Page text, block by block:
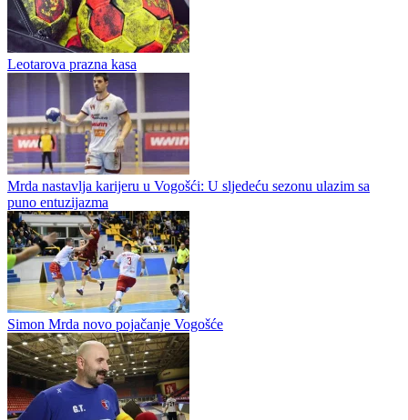
Bojan Unčanin novi sportski direktor RK Borac
Uprava Rukometnog kluba Borac je na današnjoj sjednici, održanoj
u Banjaluci, jednoglasno donijela odluku da povjerenje u vođenje
sportskog sektora ukaže istaknutom rukometašu, nekadašnjem
treneru...
Vanredna sjednica Skupštine RK Borac
Leotarova prazna kasa